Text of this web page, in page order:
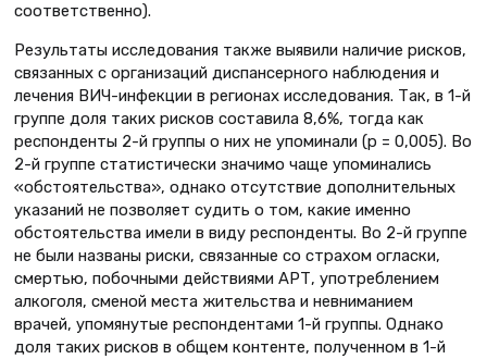
соответственно).
Результаты исследования также выявили наличие рисков,
связанных с организаций диспансерного наблюдения и
лечения ВИЧ-инфекции в регионах исследования. Так, в 1-й
группе доля таких рисков составила 8,6%, тогда как
респонденты 2-й группы о них не упоминали (р = 0,005). Во
2-й группе статистически значимо чаще упоминались
«обстоятельства», однако отсутствие дополнительных
указаний не позволяет судить о том, какие именно
обстоятельства имели в виду респонденты. Во 2-й группе
не были названы риски, связанные со страхом огласки,
смертью, побочными действиями АРТ, употреблением
алкоголя, сменой места жительства и невниманием
врачей, упомянутые респондентами 1-й группы. Однако
доля таких рисков в общем контенте, полученном в 1-й